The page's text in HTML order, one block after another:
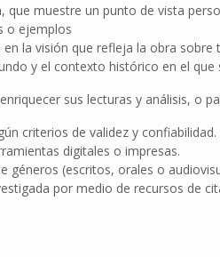
que muestre un punto de vista
o ejemplos
la visión que refleja la obra
y el contexto histórico en el
sus lecturas y análisis, o
criterios de validez y confiabilidad.
digitales o impresas.
géneros (escritos, orales o
por medio de recursos de